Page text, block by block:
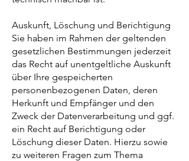
Auskunft, Löschung und Berichtigung
Sie haben im Rahmen der geltenden
gesetzlichen Bestimmungen jederzeit
das Recht auf unentgeltliche Auskunft
über Ihre gespeicherten
personenbezogenen Daten, deren
Herkunft und Empfänger und den
Zweck der Datenverarbeitung und ggf.
ein Recht auf Berichtigung oder
Löschung dieser Daten. Hierzu sowie
zu weiteren Fragen zum Thema